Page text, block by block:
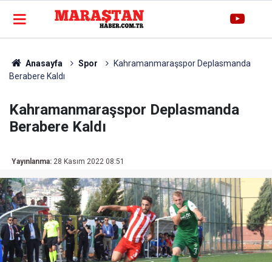
Anasayfa Spor
Kahramanmaraşspor Deplasmanda
Berabere Kaldı
Kahramanmaraşspor Deplasmanda
Berabere Kaldı
Yayınlanma: 28 Kasım 2022 08:51